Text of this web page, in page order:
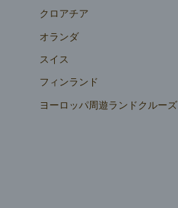
クロアチア
オランダ
スイス
フィンランド
ヨーロッパ周遊ランドクルーズ